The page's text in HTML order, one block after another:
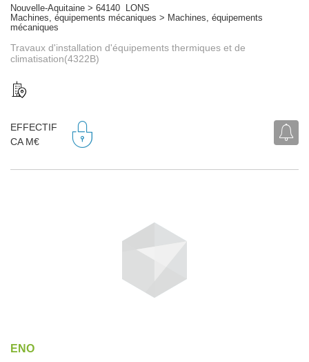
Nouvelle-Aquitaine > 64140 LONS
Machines, équipements mécaniques > Machines, équipements
mécaniques
Travaux d'installation d'équipements thermiques et de
climatisation(4322B)
EFFECTIF
CA M€
ENO